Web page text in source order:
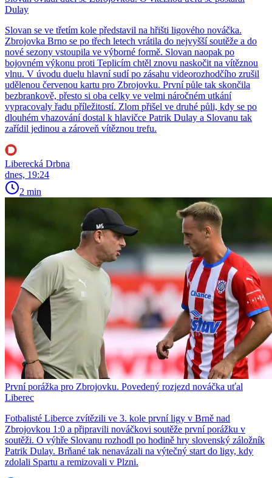
Dulay
Slovan se ve třetím kole představil na hřišti ligového nováčka.
Zbrojovka Brno se po třech letech vrátila do nejvyšší soutěže a do
nové sezony vstoupila ve výborné formě. Slovan naopak po
bojovném výkonu proti Teplicím chtěl znovu naskočit na vítěznou
vlnu. V úvodu duelu hlavní sudí po zásahu videorozhodčího zrušil
udělenou červenou kartu pro Zbrojovku. První půle tak skončila
bezbrankově, přesto si oba celky ve velmi náročném utkání
vypracovaly řadu příležitostí. Zlom přišel ve druhé půli, kdy se po
dlouhém vhazování dostal k hlavičce Patrik Dulay a Slovanu tak
zařídil jedinou a zároveň vítěznou trefu.
Liberecká Drbna
dnes, 19:24
2 min
První porážka pro Zbrojovku. Povedený rozjezd nováčka uťal
Liberec
Fotbalisté Liberce zvítězili ve 3. kole první ligy v Brně nad
Zbrojovkou 1:0 a připravili nováčkovi soutěže první porážku v
soutěži. O výhře Slovanu rozhodl po hodině hry slovenský záložník
Patrik Dulay. Brňané tak nenavázali na výtečný start do ligy, kdy
zdolali Spartu a remizovali v Plzni.